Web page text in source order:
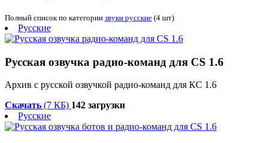
Полный список по категории звуки русские (4 шт)
Русские
Русская озвучка радио-команд для CS 1.6
Архив с русской озвучкой радио-команд для КС 1.6
Скачать (7 КБ) 142 загрузки
Русские